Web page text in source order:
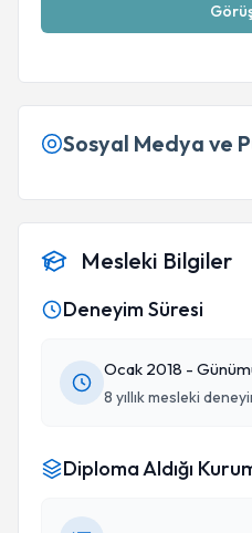
Sosyal Medya ve
Mesleki Bilgiler
Deneyim Süresi
Ocak 2018 -
8 yıllık mesleki
Diploma Aldığı